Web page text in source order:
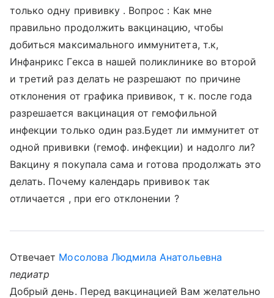
только одну прививку . Вопрос : Как мне
правильно продолжить вакцинацию, чтобы
добиться максимального иммунитета, т.к,
Инфанрикс Гекса в нашей поликлинике во второй
и третий раз делать не разрешают по причине
отклонения от графика прививок, т к. после года
разрешается вакцинация от гемофильной
инфекции только один раз.Будет ли иммунитет от
одной прививки (гемоф. инфекции) и надолго ли?
Вакцину я покупала сама и готова продолжать это
делать. Почему календарь прививок так
отличается , при его отклонении ?
Отвечает Мосолова Людмила Анатольевна
педиатр
Добрый день. Перед вакцинацией Вам желательно